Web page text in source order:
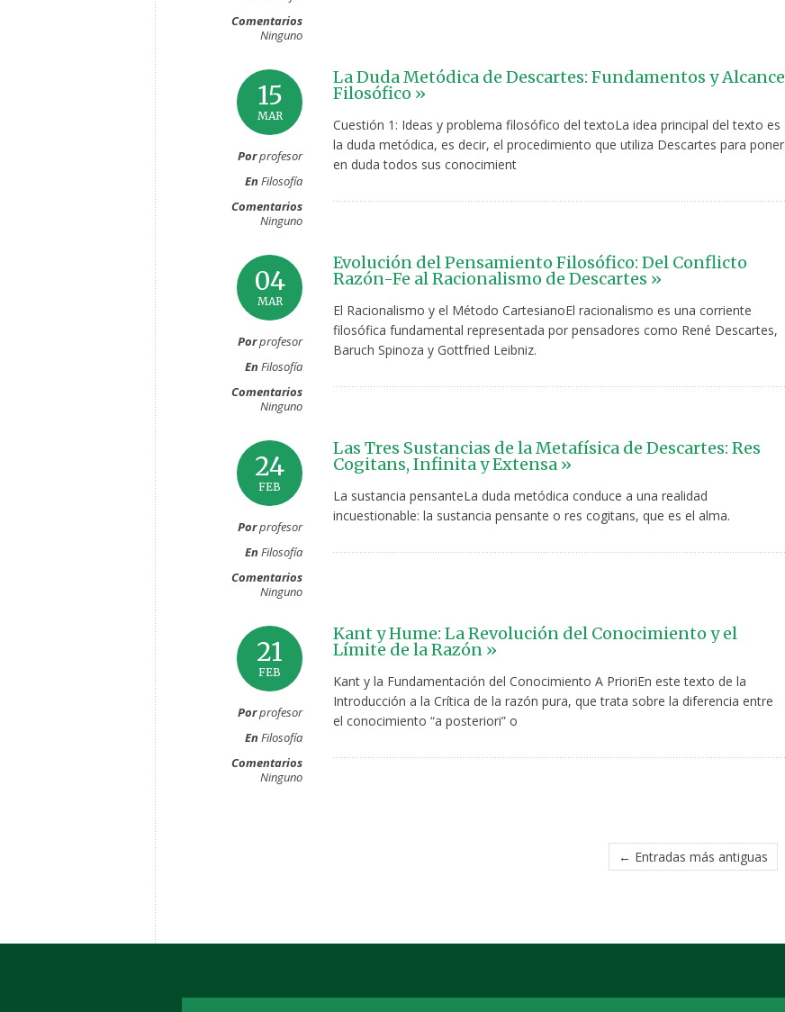
Comentarios
Ninguno
15
MAR
Porprofesor
EnFilosofía
Comentarios
Ninguno
La Duda Metódica de Descartes: Fundamentos y Alcance
Filosófico »
Cuestión 1: Ideas y problema filosófico del textoLa idea principal del texto es
la duda metódica, es decir, el procedimiento que utiliza Descartes para poner
en duda todos sus conocimient
04
MAR
Porprofesor
EnFilosofía
Comentarios
Ninguno
Evolución del Pensamiento Filosófico: Del Conflicto
Razón-Fe al Racionalismo de Descartes »
El Racionalismo y el Método CartesianoEl racionalismo es una corriente
filosófica fundamental representada por pensadores como René Descartes,
Baruch Spinoza y Gottfried Leibniz.
24
FEB
Porprofesor
EnFilosofía
Comentarios
Ninguno
Las Tres Sustancias de la Metafísica de Descartes: Res
Cogitans, Infinita y Extensa »
La sustancia pensanteLa duda metódica conduce a una realidad
incuestionable: la sustancia pensante o res cogitans, que es el alma.
21
FEB
Porprofesor
EnFilosofía
Comentarios
Ninguno
Kant y Hume: La Revolución del Conocimiento y el
Límite de la Razón »
Kant y la Fundamentación del Conocimiento A PrioriEn este texto de la
Introducción a la Crítica de la razón pura, que trata sobre la diferencia entre
el conocimiento “a posteriori” o
← Entradas más antiguas